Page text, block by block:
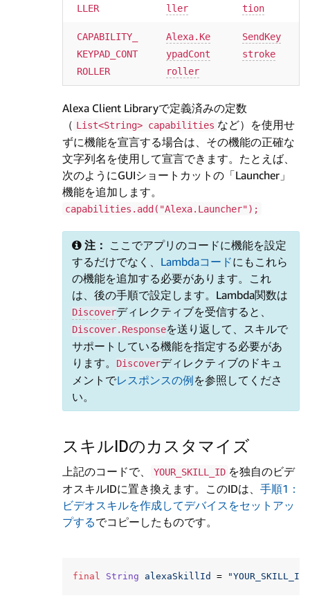
LLER ller tion
CAPABILITY_
KEYPAD_CONT
ROLLER
Alexa.Ke
ypadCont
roller
SendKey
stroke
Alexa Client Libraryで定義済みの定数
（ List<String> capabilities など）を使用せ
ずに機能を宣言する場合は、その機能の正確な
文字列名を使用して宣言できます。たとえば、
次のようにGUIショートカットの「Launcher」
機能を追加します。
capabilities.add("Alexa.Launcher");
注： ここでアプリのコードに機能を設定
するだけでなく、 Lambdaコードにもこれら
の機能を追加する必要があります。これ
は、後の手順で設定します。Lambda関数は
Discoverディレクティブを受信すると、
Discover.Responseを送り返して、スキルで
サポートしている機能を指定する必要があ
ります。
Discoverディレクティブのドキュ
メントでレスポンスの例を参照してくださ
い。
スキルIDのカスタマイズ
上記のコードで、 YOUR_SKILL_ID を独自のビデ
オスキルIDに置き換えます。このIDは、 手順1：
ビデオスキルを作成してデバイスをセットアッ
プするでコピーしたものです。
final String alexaSkillId = "YOUR_SKILL_ID"